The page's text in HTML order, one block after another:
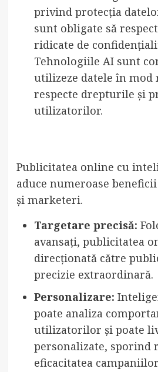
privind protecția
sunt obligate să
ridicate de
Tehnologiile AI sunt
utilizeze datele în mod
respecte drepturile și
utilizatorilor.
Publicitatea online cu
aduce numeroase
și marketeri.
Targetare precisă:
avansați, publicitatea
direcționată către
precizie extraordinară.
Personalizare:
poate analiza
utilizatorilor și poate
personalizate, sporind
eficacitatea